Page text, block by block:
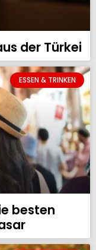
der Türkei
ESSEN & TRINKEN
besten